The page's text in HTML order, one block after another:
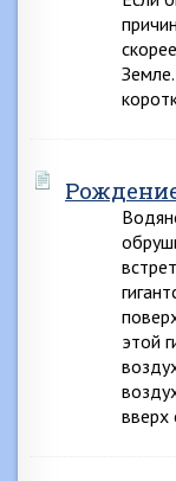
этой
вверх